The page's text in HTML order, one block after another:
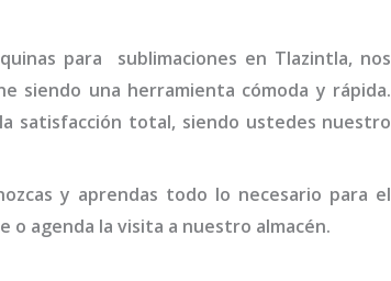
para sublimaciones en Tlazintla, nos
siendo una herramienta cómoda y rápida.
satisfacción total, siendo ustedes nuestro
y aprendas todo lo necesario para el
o agenda la visita a nuestro almacén.